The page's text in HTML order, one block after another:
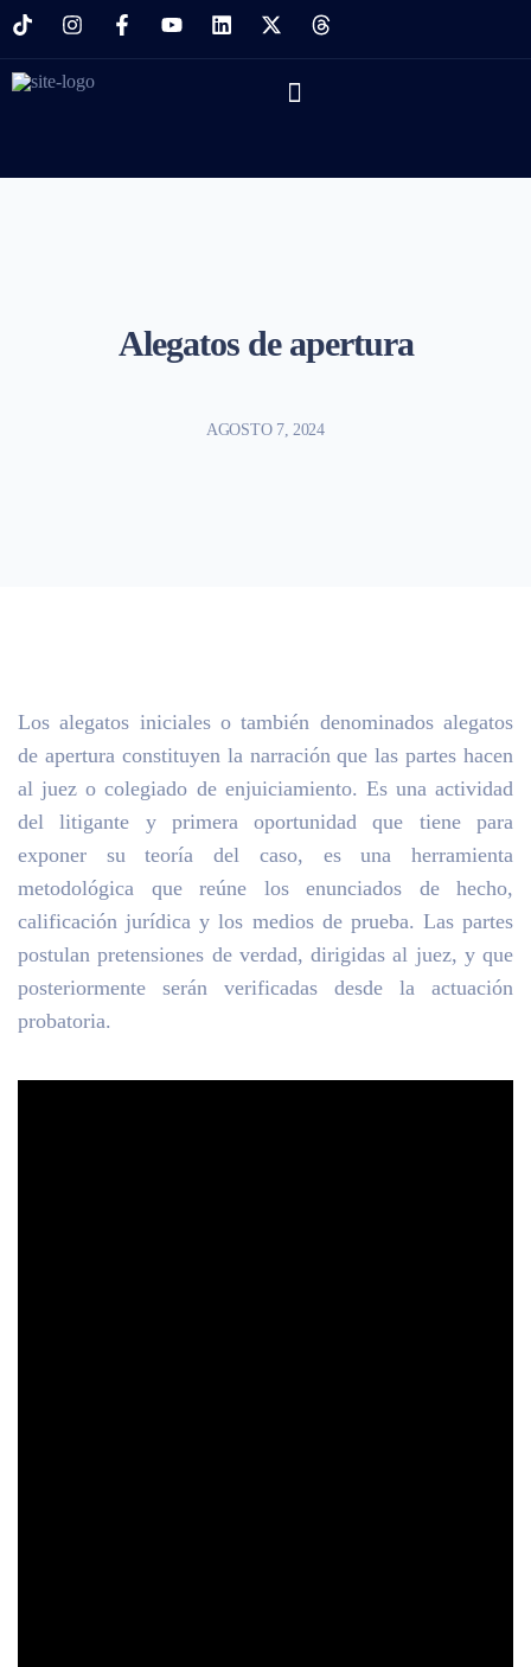
Alegatos de apertura
AGOSTO 7, 2024
Los alegatos iniciales o también denominados alegatos
de apertura constituyen la narración que las partes hacen
al juez o colegiado de enjuiciamiento. Es una actividad
del litigante y primera oportunidad que tiene para
exponer su teoría del caso, es una herramienta
metodológica que reúne los enunciados de hecho,
calificación jurídica y los medios de prueba. Las partes
postulan pretensiones de verdad, dirigidas al juez, y que
posteriormente serán verificadas desde la actuación
probatoria.